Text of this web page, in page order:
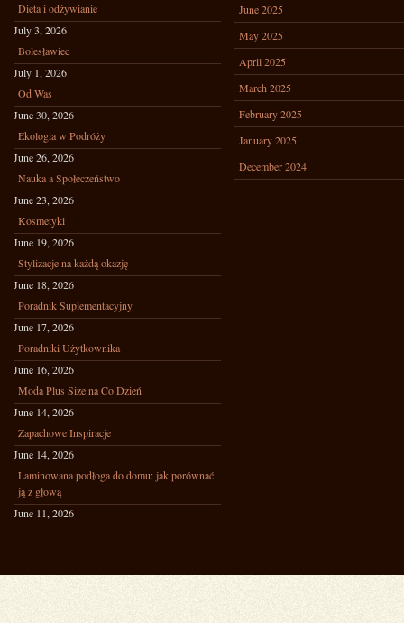
Dieta i odżywianie
July 3, 2026
Bolesławiec
July 1, 2026
Od Was
June 30, 2026
Ekologia w Podróży
June 26, 2026
Nauka a Społeczeństwo
June 23, 2026
Kosmetyki
June 19, 2026
Stylizacje na każdą okazję
June 18, 2026
Poradnik Suplementacyjny
June 17, 2026
Poradniki Użytkownika
June 16, 2026
Moda Plus Size na Co Dzień
June 14, 2026
Zapachowe Inspiracje
June 14, 2026
Laminowana podłoga do domu: jak porównać
ją z głową
June 11, 2026
June 2025
May 2025
April 2025
March 2025
February 2025
January 2025
December 2024